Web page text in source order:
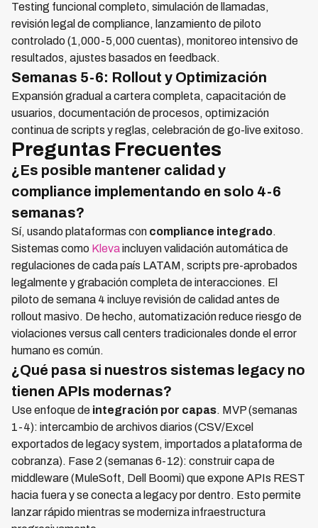
Testing funcional completo, simulación de llamadas,
revisión legal de compliance, lanzamiento de piloto
controlado (1,000-5,000 cuentas), monitoreo intensivo de
resultados, ajustes basados en feedback.
Semanas 5-6: Rollout y Optimización
Expansión gradual a cartera completa, capacitación de
usuarios, documentación de procesos, optimización
continua de scripts y reglas, celebración de go-live exitoso.
Preguntas Frecuentes
¿Es posible mantener calidad y
compliance implementando en solo 4-6
semanas?
Sí, usando plataformas con compliance integrado.
Sistemas como Klevaincluyen validación automática de
regulaciones de cada país LATAM, scripts pre-aprobados
legalmente y grabación completa de interacciones. El
piloto de semana 4 incluye revisión de calidad antes de
rollout masivo. De hecho, automatización reduce riesgo de
violaciones versus call centers tradicionales donde el error
humano es común.
¿Qué pasa si nuestros sistemas legacy no
tienen APIs modernas?
Use enfoque de integración por capas. MVP (semanas
1-4): intercambio de archivos diarios (CSV/Excel
exportados de legacy system, importados a plataforma de
cobranza). Fase 2 (semanas 6-12): construir capa de
middleware (MuleSoft, Dell Boomi) que expone APIs REST
hacia fuera y se conecta a legacy por dentro. Esto permite
lanzar rápido mientras se moderniza infraestructura